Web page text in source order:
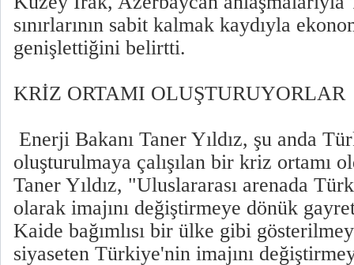
sınırlarının sabit kalmak kaydıyla
genişlettiğini belirtti.
KRİZ ORTAMI OLUŞTURUYORLAR
Enerji Bakanı Taner Yıldız, şu anda
oluşturulmaya çalışılan bir kriz ortamı
Taner Yıldız, "Uluslararası arenada
olarak imajını değiştirmeye dönük
Kaide bağımlısı bir ülke gibi
siyaseten Türkiye'nin imajını